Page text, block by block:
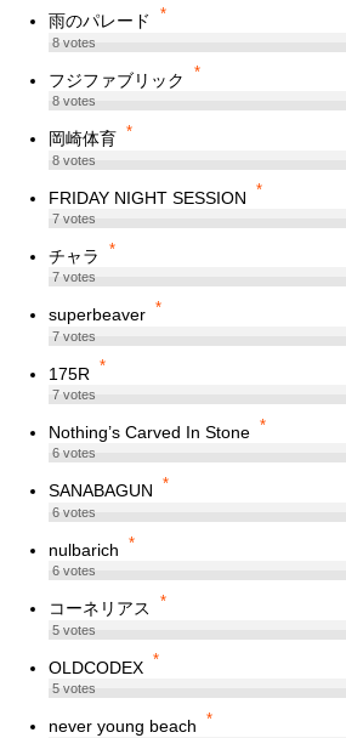
雨のパレード *
8votes
フジファブリック *
8votes
岡崎体育 *
8votes
FRIDAY NIGHT SESSION *
7votes
チャラ *
7votes
superbeaver *
7votes
175R *
7votes
Nothing’s Carved In Stone *
6votes
SANABAGUN *
6votes
nulbarich *
6votes
コーネリアス *
5votes
OLDCODEX *
5votes
never young beach *